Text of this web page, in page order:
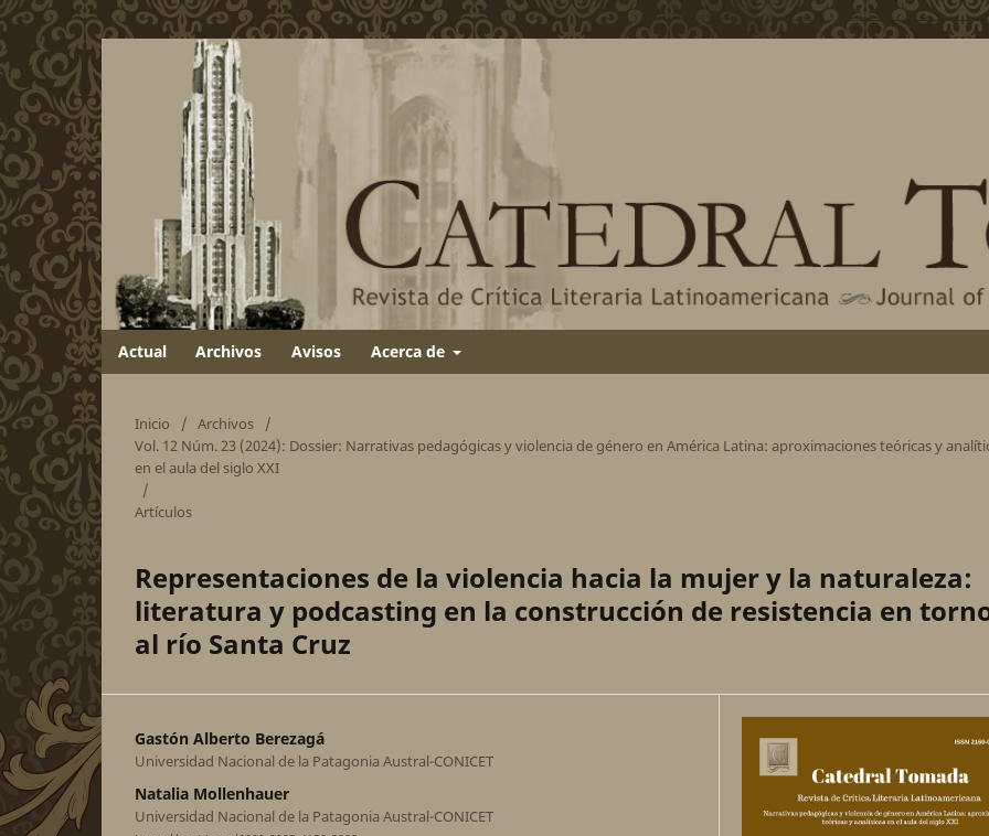
Actual Archivos Avisos Acerca de
Inicio / Archivos
/
Vol. 12 Núm. 23 (2024): Dossier: Narrativas pedagógicas y violencia de género en América Latina: aproximaciones teóricas y
en el aula del siglo XXI
/
Artículos
Representaciones de la violencia hacia la mujer y la naturaleza:
literatura y podcasting en la construcción de resistencia en
al río Santa Cruz
Gastón Alberto Berezagá
Universidad Nacional de la Patagonia Austral-CONICET
Natalia Mollenhauer
Universidad Nacional de la Patagonia Austral-CONICET